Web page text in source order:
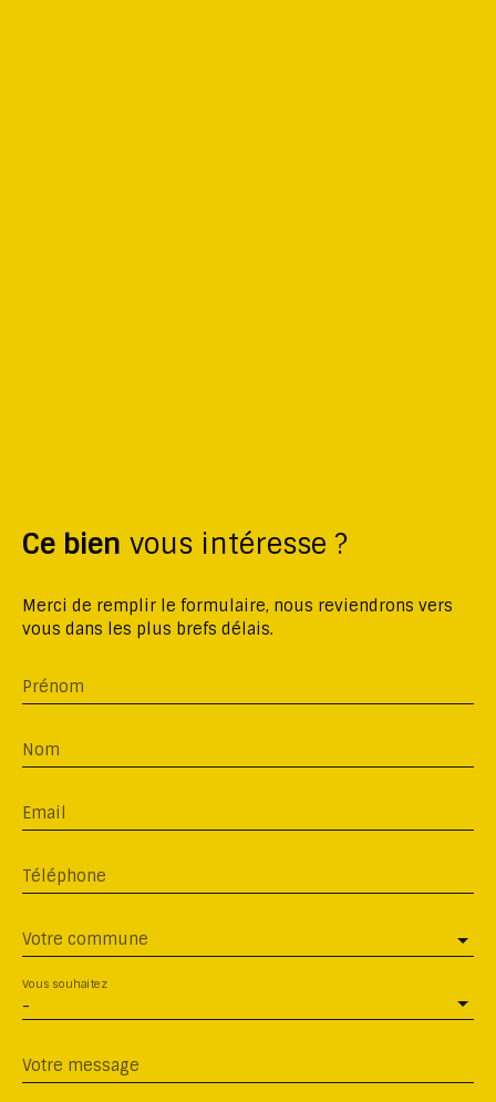
Ce bien vous intéresse ?
Merci de remplir le formulaire, nous reviendrons vers
vous dans les plus brefs délais.
Prénom
Nom
Email
Téléphone
Votre commune
-
Vous souhaitez
Votre message